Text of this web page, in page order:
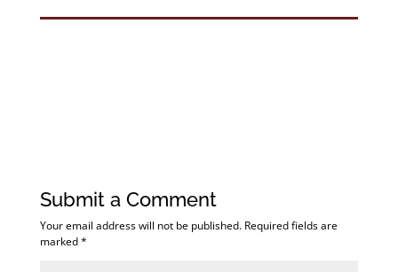
Submit a Comment
Your email address will not be published. Required fields are
marked*